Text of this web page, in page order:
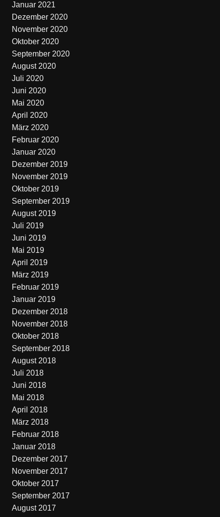
Januar 2021
Dezember 2020
November 2020
Oktober 2020
September 2020
August 2020
Juli 2020
Juni 2020
Mai 2020
April 2020
März 2020
Februar 2020
Januar 2020
Dezember 2019
November 2019
Oktober 2019
September 2019
August 2019
Juli 2019
Juni 2019
Mai 2019
April 2019
März 2019
Februar 2019
Januar 2019
Dezember 2018
November 2018
Oktober 2018
September 2018
August 2018
Juli 2018
Juni 2018
Mai 2018
April 2018
März 2018
Februar 2018
Januar 2018
Dezember 2017
November 2017
Oktober 2017
September 2017
August 2017